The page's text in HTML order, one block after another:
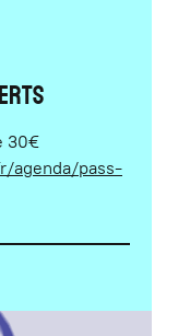
30€
agenda/pass-